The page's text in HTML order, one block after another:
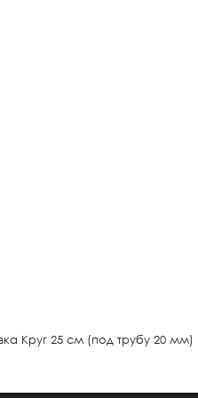
Круг 25 см (под трубу 20 мм)